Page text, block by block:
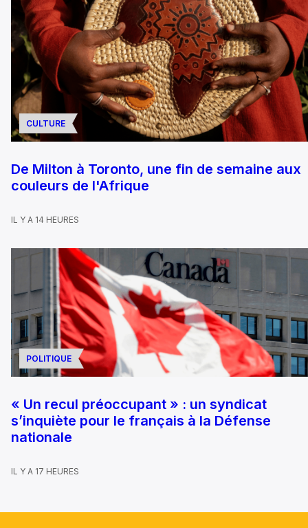
CULTURE
De Milton à Toronto, une fin de semaine aux
couleurs de l'Afrique
IL Y A 14 HEURES
POLITIQUE
« Un recul préoccupant » : un syndicat
s’inquiète pour le français à la Défense
nationale
IL Y A 17 HEURES